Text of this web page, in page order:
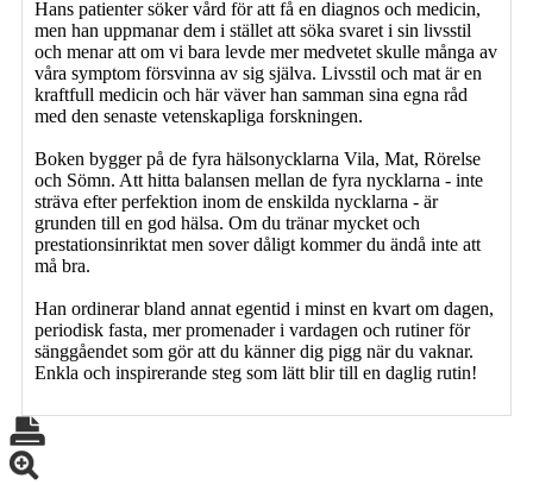
Hans patienter söker vård för att få en diagnos och medicin,
men han uppmanar dem i stället att söka svaret i sin livsstil
och menar att om vi bara levde mer medvetet skulle många av
våra symptom försvinna av sig själva. Livsstil och mat är en
kraftfull medicin och här väver han samman sina egna råd
med den senaste vetenskapliga forskningen.
Boken bygger på de fyra hälsonycklarna Vila, Mat, Rörelse
och Sömn. Att hitta balansen mellan de fyra nycklarna - inte
sträva efter perfektion inom de enskilda nycklarna - är
grunden till en god hälsa. Om du tränar mycket och
prestationsinriktat men sover dåligt kommer du ändå inte att
må bra.
Han ordinerar bland annat egentid i minst en kvart om dagen,
periodisk fasta, mer promenader i vardagen och rutiner för
sänggåendet som gör att du känner dig pigg när du vaknar.
Enkla och inspirerande steg som lätt blir till en daglig rutin!